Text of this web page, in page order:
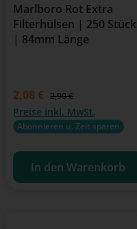
Marlboro Rot Extra
Filterhülsen | 250 Stück
| 84mm Länge
Verkaufspreis:
2,08 € Regulärer Preis:
2,90 €
Preise inkl. MwSt.
Abonnieren u. Zeit sparen
In den Warenkorb